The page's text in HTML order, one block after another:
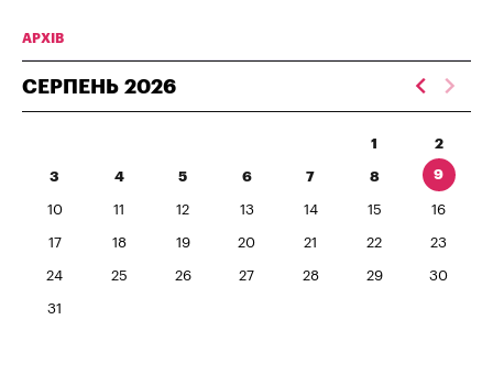
АРХІВ
СЕРПЕНЬ 2026
1 2
3 4 5 6 7 8 9
10 11 12 13 14 15 16
17 18 19 20 21 22 23
24 25 26 27 28 29 30
31